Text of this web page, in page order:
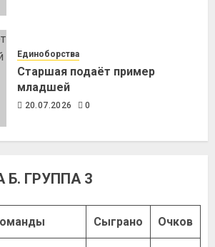
Единоборства
Старшая подаёт пример
младшей
20.07.2026 0
Б. ГРУППА 3
Сыграно Очков